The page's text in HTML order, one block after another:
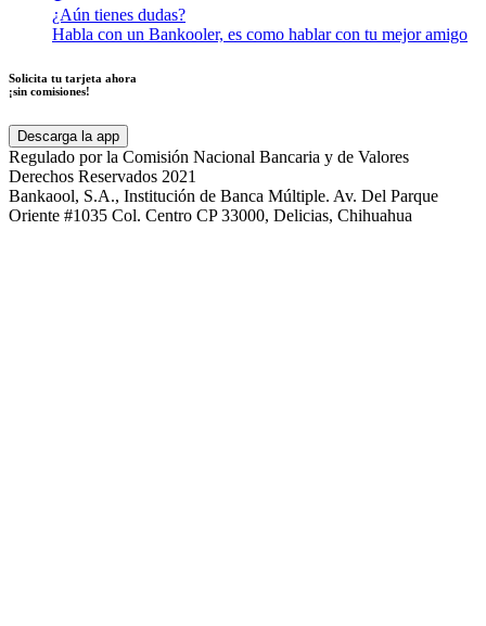
¿Aún tienes dudas?
Habla con un Bankooler, es como hablar con tu mejor amigo
Solicita tu tarjeta ahora
¡sin comisiones!
Descarga la app
Regulado por la Comisión Nacional Bancaria y de Valores
Derechos Reservados 2021
Bankaool, S.A., Institución de Banca Múltiple. Av. Del Parque
Oriente #1035 Col. Centro CP 33000, Delicias, Chihuahua